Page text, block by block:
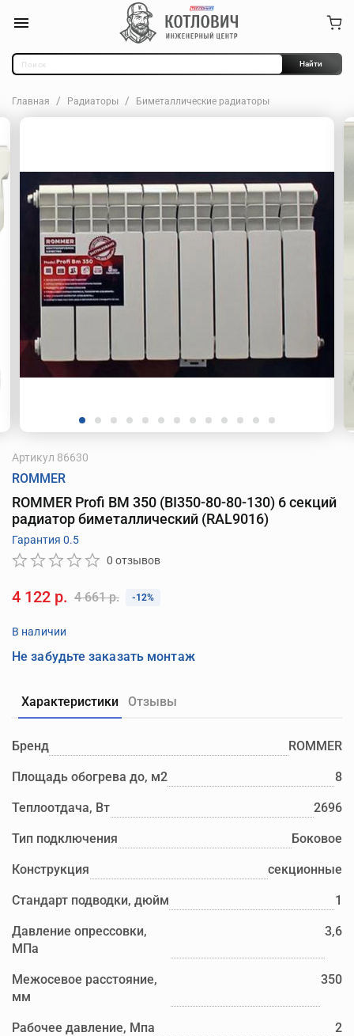
Найти
Главная Радиаторы Биметаллические радиаторы
Артикул 86630
ROMMER
ROMMER Profi BM 350 (BI350-80-80-130) 6 секций
радиатор биметаллический (RAL9016)
Гарантия 0.5
0 отзывов
4 122 р. 4 661 р. -12%
В наличии
Не забудьте заказать монтаж
Характеристики Отзывы
Бренд ROMMER
Площадь обогрева до, м2 8
Теплоотдача, Вт 2696
Тип подключения Боковое
Конструкция секционные
Стандарт подводки, дюйм 1
Давление опрессовки,
МПа
3,6
Межосевое расстояние,
мм
350
Рабочее давление, Мпа 2